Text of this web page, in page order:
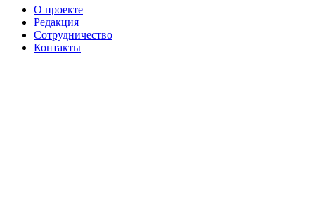
О проекте
Редакция
Сотрудничество
Контакты